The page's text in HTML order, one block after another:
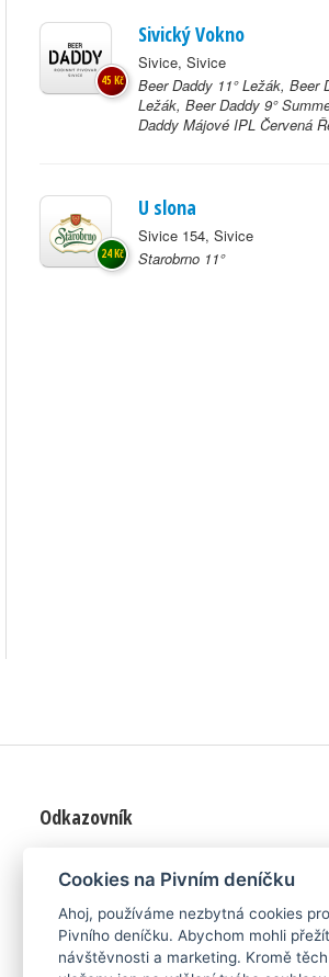
Sivický Vokno
Sivice, Sivice
Beer Daddy 11° Ležák, Beer
Ležák, Beer Daddy 9°
Daddy Májové IPL Červená
45 Kč
U slona
Sivice 154, Sivice
Starobrno 11°
24 Kč
Odkazovník
Blog| Nápady & připomínky | Aplikace pro
Poznámka pod čarou
Pivní deníček je nezávislý zdroj, který není
Cookies na Pivním deníčku
Ahoj, používáme nezbytná cookies
Pivního deníčku. Abychom mohli
návštěvnosti a marketing. Kromě